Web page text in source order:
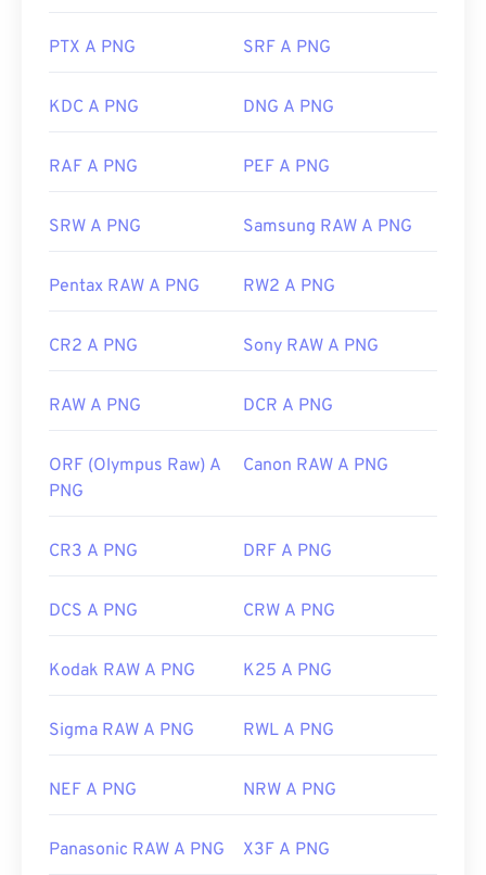
PNG. I file PNG sono leggermente più grandi
quando li aggiungete a una pagina web. Una
possibilità di creare trasparenza nell'immagine, in
Data di rilascio iniziale:
1 ottobre 1996
Articolo wiki sui PNG
Utilizza il nostro Selettore colori per scegliere i
colori dalle immagini
PTX A PNG SRF A PNG
KDC A PNG DNG A PNG
RAF A PNG PEF A PNG
SRW A PNG Samsung RAW A PNG
Pentax RAW A PNG RW2 A PNG
CR2 A PNG Sony RAW A PNG
RAW A PNG DCR A PNG
ORF (Olympus Raw) A
PNG
Canon RAW A PNG
CR3 A PNG DRF A PNG
DCS A PNG CRW A PNG
Kodak RAW A PNG K25 A PNG
Sigma RAW A PNG RWL A PNG
NEF A PNG NRW A PNG
Panasonic RAW A PNG X3F A PNG